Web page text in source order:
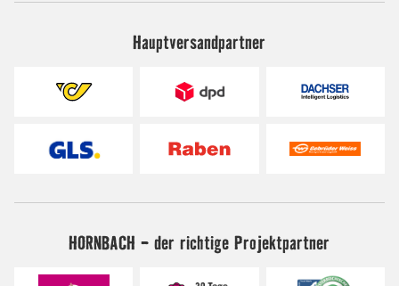
Hauptversandpartner
HORNBACH - der richtige Projektpartner